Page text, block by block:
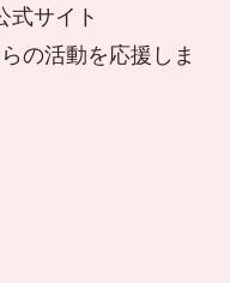
式サイト
の活動を応援しま